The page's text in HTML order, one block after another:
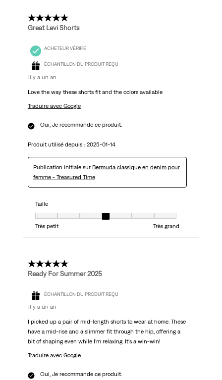
5 étoile(s) sur 5.
Great Levi Shorts
ACHETEUR VÉRIFIÉ
ÉCHANTILLON DU PRODUIT REÇU
il y a un an
Love the way these shorts fit and the colors available
Traduire avec Google
Oui, Je recommande ce produit.
Produit utilisé depuis : 2025-01-14
Publication initiale sur Bermuda classique en denim pour
femme - Treasured Time
Taille
Taille, 4 sur 7, où 1 est égal à Très petit et 7 est égal à Très grand
Très petit
Très grand
5 étoile(s) sur 5.
Ready For Summer 2025
ÉCHANTILLON DU PRODUIT REÇU
il y a un an
I picked up a pair of mid-length shorts to wear at home. These
have a mid-rise and a slimmer fit through the hip, offering a
bit of shaping even while I'm relaxing. It's a win-win!
Traduire avec Google
Oui, Je recommande ce produit.